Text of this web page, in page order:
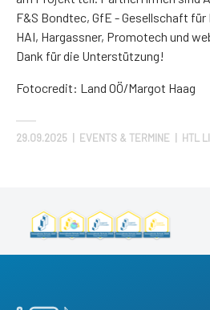
F&S Bondtec, GfE - Gesellschaft
HAI, Hargassner, Promotech und
Dank für die Unterstützung!
Fotocredit: Land OÖ/Margot Haag
29.09.2025 EVENTS & TERMINE | HTL